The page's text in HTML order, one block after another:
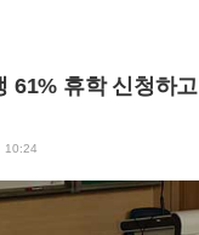
61% 휴학 신청하
10:24